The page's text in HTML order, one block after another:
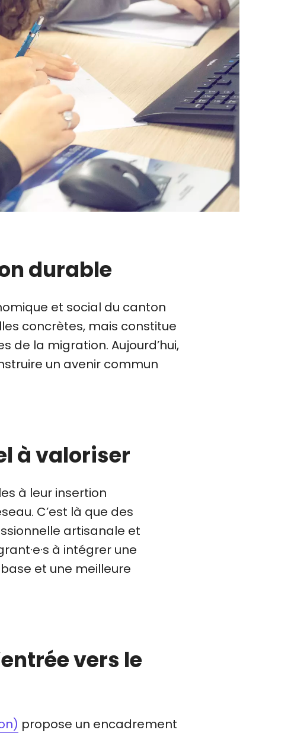
durable
et social du canton
concrètes, mais constitue
de la migration. Aujourd’hui,
un avenir commun
à valoriser
à leur insertion
C’est là que des
artisanale et
à intégrer une
et une meilleure
vers le
propose un encadrement